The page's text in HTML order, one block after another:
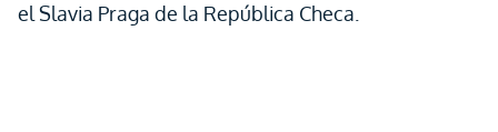
el Slavia Praga de la República Checa.